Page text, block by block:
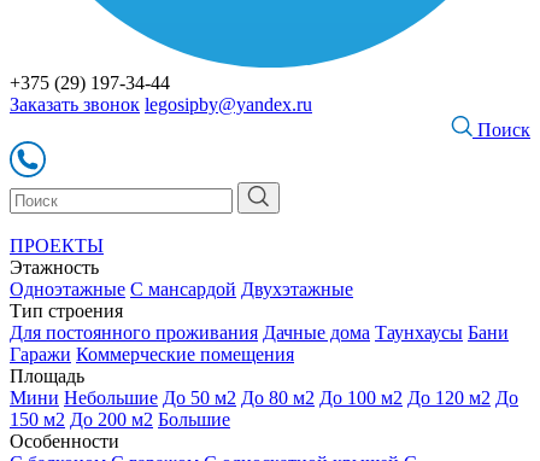
+375 (29) 197-34-44
Заказать звонок legosipby@yandex.ru
Поиск
ПРОЕКТЫ
Этажность
Одноэтажные С мансардой Двухэтажные
Тип строения
Для постоянного проживания Дачные дома Таунхаусы Бани
Гаражи Коммерческие помещения
Площадь
Мини Небольшие До 50 м2 До 80 м2 До 100 м2 До 120 м2 До
150 м2 До 200 м2 Большие
Особенности